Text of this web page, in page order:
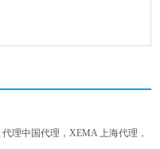
代理中国代理，XEMA上海代理，